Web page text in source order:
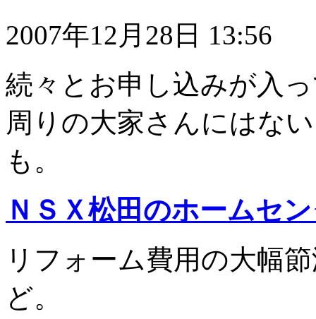
2007年12月28日 13:56
続々とお申し込みが入
周りの大家さんにはない
も。
ＮＳＸ松田のホームセ
リフォーム費用の大幅
ど。